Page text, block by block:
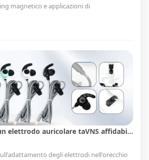
magnetico e applicazioni di
Sono disponibili strutture di cavi tondi e
di dispositivi OEM e ODM.
Come scegliere un elettrodo auricolare taVNS affidabile per dispositivi indossabili di stimolazione del nervo vago
degli elettrodi nell'orecchio